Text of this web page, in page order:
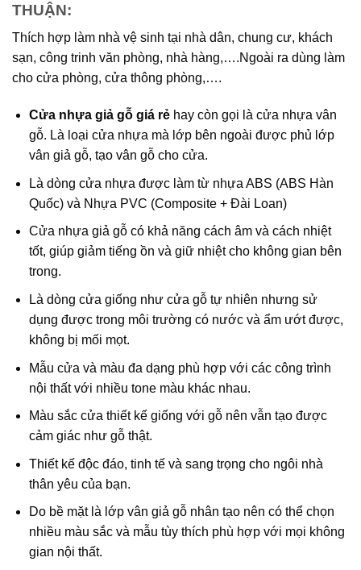
THUẬN:
Thích hợp làm nhà vệ sinh tại nhà dân, chung cư, khách
sạn, công trinh văn phòng, nhà hàng,….Ngoài ra dùng làm
cho cửa phòng, cửa thông phòng,….
Cửa nhựa giả gỗ giá rẻhay còn gọi là cửa nhựa vân
gỗ. Là loại cửa nhựa mà lớp bên ngoài được phủ lớp
vân giả gỗ, tạo vân gỗ cho cửa.
Là dòng cửa nhựa được làm từ nhựa ABS (ABS Hàn
Quốc) và Nhựa PVC (Composite + Đài Loan)
Cửa nhựa giả gỗ có khả năng cách âm và cách nhiệt
tốt, giúp giảm tiếng ồn và giữ nhiệt cho không gian bên
trong.
Là dòng cửa giống như cửa gỗ tự nhiên nhưng sử
dụng được trong môi trường có nước và ẩm ướt được,
không bị mối mọt.
Mẫu cửa và màu đa dạng phù hợp với các công trình
nội thất với nhiều tone màu khác nhau.
Màu sắc cửa thiết kế giống với gỗ nên vẫn tạo được
cảm giác như gỗ thật.
Thiết kế độc đáo, tinh tế và sang trọng cho ngôi nhà
thân yêu của bạn.
Do bề mặt là lớp vân giả gỗ nhân tạo nên có thể chọn
nhiều màu sắc và mẫu tùy thích phù hợp với mọi không
gian nội thất.